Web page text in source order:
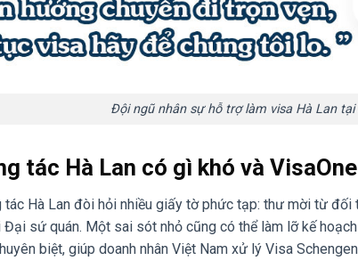
Đội ngũ nhân sự hỗ trợ làm visa Hà Lan tại
tác Hà Lan có gì khó và
tác Hà Lan đòi hỏi nhiều giấy tờ phức tạp: thư mời từ đối
sứ quán. Một sai sót nhỏ cũng có thể làm lỡ kế
biệt, giúp doanh nhân Việt Nam xử lý Visa